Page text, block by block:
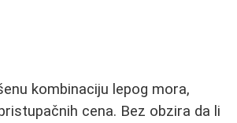
kombinaciju lepog mora,
cena. Bez obzira da li